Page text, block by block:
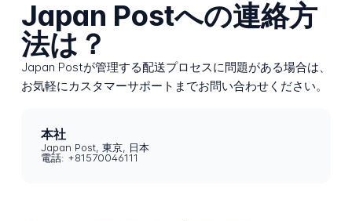
Japan Postへの連絡方
法は？
Japan Postが管理する配送プロセスに問題がある場合は、
お気軽にカスタマーサポートまでお問い合わせください。
本社
Japan Post, 東京, 日本
電話: +81570046111